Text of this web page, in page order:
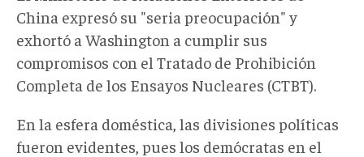
China expresó su "seria preocupación" y
exhortó a Washington a cumplir sus
compromisos con el Tratado de Prohibición
Completa de los Ensayos Nucleares (CTBT).
En la esfera doméstica , las divisiones políticas
fueron evidentes, pues los demócratas en el